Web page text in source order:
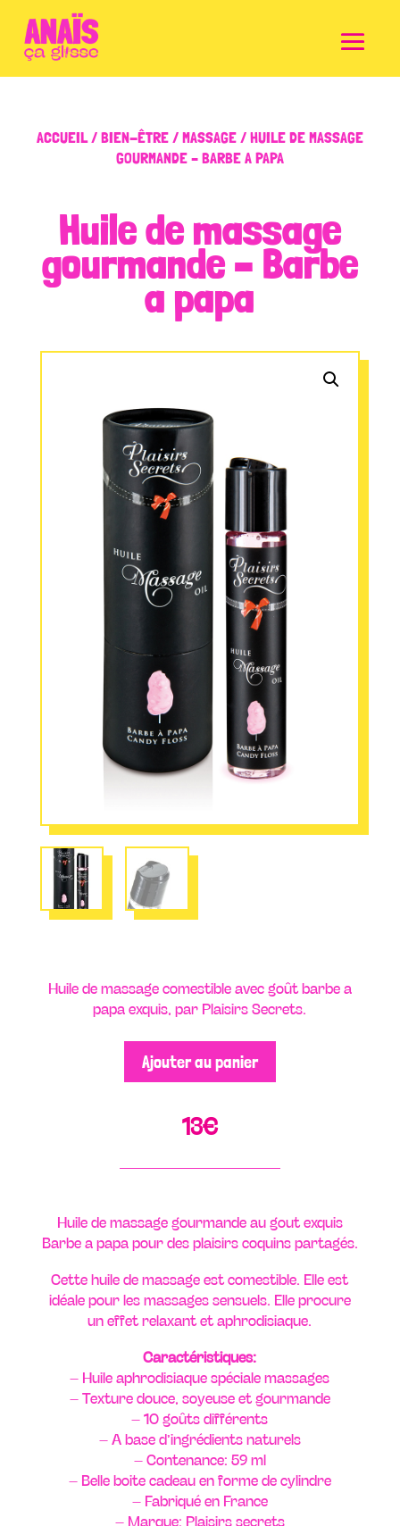
ACCUEIL/BIEN-ÊTRE/MASSAGE/ HUILE DE MASSAGE
GOURMANDE – BARBE A PAPA
Huile de massage
gourmande – Barbe
a papa
Huile de massage comestible avec goût barbe a
papa exquis, par Plaisirs Secrets.
Ajouter au panier
13€
Huile de massage gourmande au gout exquis
Barbe a papa pour des plaisirs coquins partagés.
Cette huile de massage est comestible. Elle est
idéale pour les massages sensuels. Elle procure
un effet relaxant et aphrodisiaque.
Caractéristiques:
– Huile aphrodisiaque spéciale massages
– Texture douce, soyeuse et gourmande
– 10 goûts différents
– A base d’ingrédients naturels
– Contenance: 59 ml
– Belle boite cadeau en forme de cylindre
– Fabriqué en France
– Marque: Plaisirs secrets